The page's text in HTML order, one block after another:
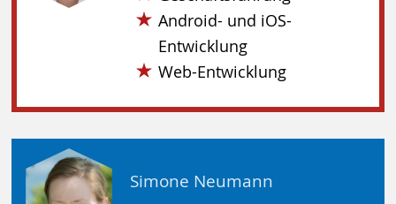
Android- und iOS-
Entwicklung
Web-Entwicklung
Simone Neumann